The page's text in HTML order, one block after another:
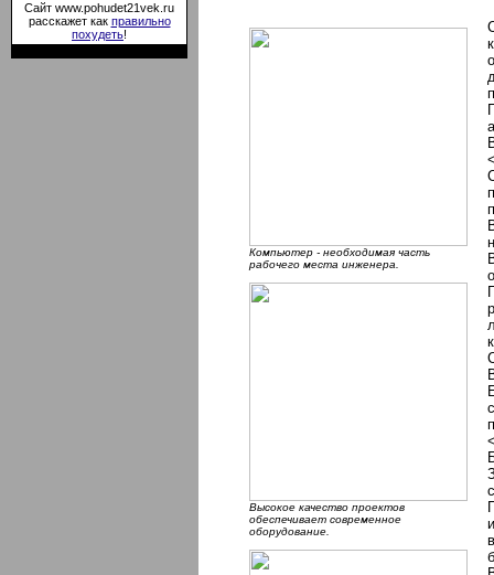
Сайт www.pohudet21vek.ru
расскажет как правильно
похудеть!
Компьютер - необходимая часть
рабочего места инженера.
Высокое качество проектов
обеспечивает современное
оборудование.